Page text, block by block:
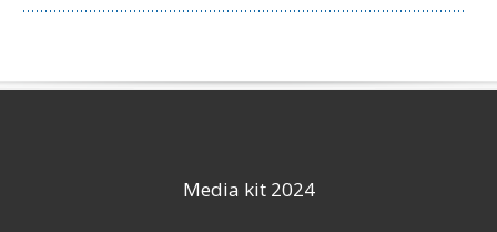
Media kit 2024